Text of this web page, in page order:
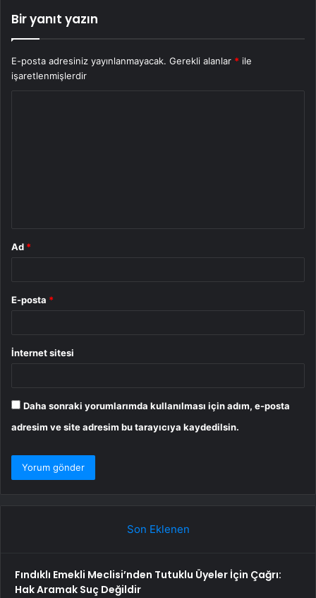
Bir yanıt yazın
E-posta adresiniz yayınlanmayacak. Gerekli alanlar * ile
işaretlenmişlerdir
Ad *
E-posta *
İnternet sitesi
Daha sonraki yorumlarımda kullanılması için adım, e-posta
adresim ve site adresim bu tarayıcıya kaydedilsin.
Son Eklenen
Fındıklı Emekli Meclisi’nden Tutuklu Üyeler İçin Çağrı:
Hak Aramak Suç Değildir